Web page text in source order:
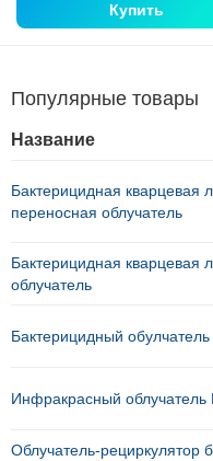
Купить
Популярные товары
Название
Бактерицидная кварцевая
переносная облучатель
Бактерицидная
облучатель
Бактерицидный
Инфракрасный облучатель
Облучатель-рециркулятор